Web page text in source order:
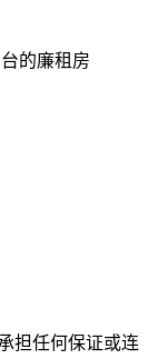
的廉租房
担任何保证或连